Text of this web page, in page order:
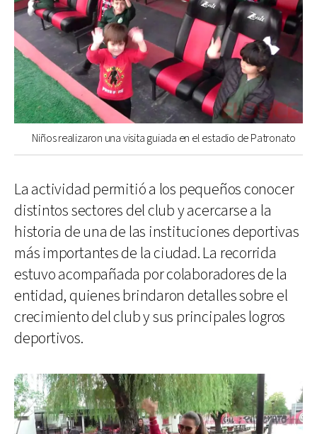
Niños realizaron una visita guiada en el estadio de Patronato
La actividad permitió a los pequeños conocer
distintos sectores del club y acercarse a la
historia de una de las instituciones deportivas
más importantes de la ciudad. La recorrida
estuvo acompañada por colaboradores de la
entidad, quienes brindaron detalles sobre el
crecimiento del club y sus principales logros
deportivos.